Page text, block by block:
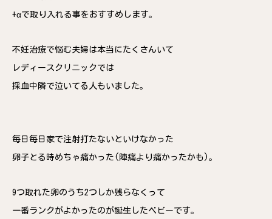
+αで取り入れる事をおすすめします。
不妊治療で悩む夫婦は本当にたくさんいて
レディースクリニックでは
採血中隣で泣いてる人もいました。
毎日毎日家で注射打たないといけなかった
卵子とる時めちゃ痛かった(陣痛より痛かったかも)。
9つ取れた卵のうち2つしか残らなくって
一番ランクがよかったのが誕生したベビーです。